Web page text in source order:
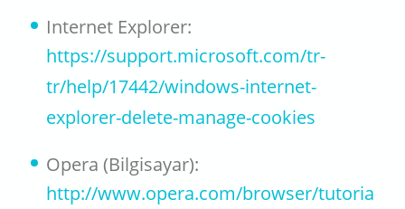
Internet Explorer:
https://support.microsoft.com/tr-
tr/help/17442/windows-internet-
explorer-delete-manage-cookies
Opera (Bilgisayar):
http://www.opera.com/browser/tutoria